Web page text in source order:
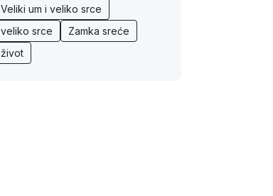
Veliki um i veliko srce
veliko srce
Zamka sreće
život